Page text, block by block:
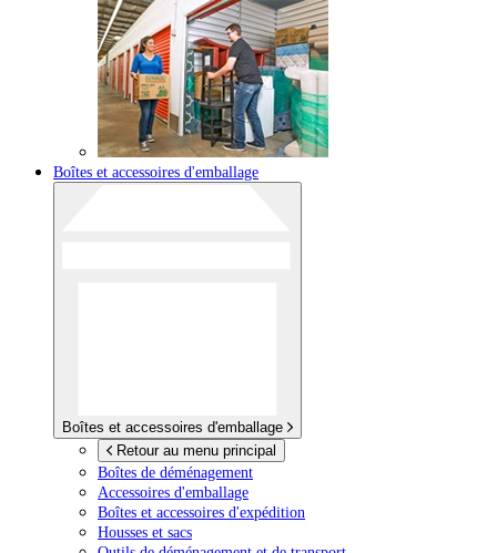
Boîtes et accessoires d'emballage
Boîtes et accessoires d'emballage
Retour au menu principal
Boîtes de déménagement
Accessoires d'emballage
Boîtes et accessoires d'expédition
Housses et sacs